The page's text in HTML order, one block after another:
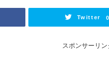
Twitter 0
スポンサーリン